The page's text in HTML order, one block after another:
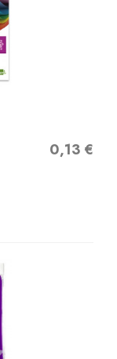
Precio
0,13 €